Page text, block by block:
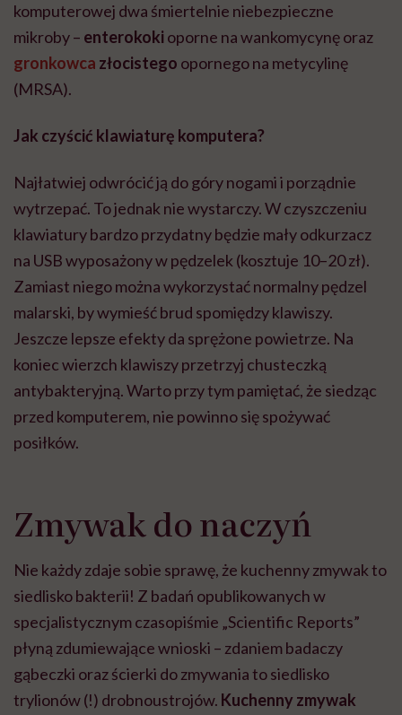
komputerowej dwa śmiertelnie niebezpieczne
mikroby – enterokoki oporne na wankomycynę oraz
gronkowca złocistego opornego na metycylinę
(MRSA).
Jak czyścić klawiaturę komputera?
Najłatwiej odwrócić ją do góry nogami i porządnie
wytrzepać. To jednak nie wystarczy. W czyszczeniu
klawiatury bardzo przydatny będzie mały odkurzacz
na USB wyposażony w pędzelek (kosztuje 10–20 zł).
Zamiast niego można wykorzystać normalny pędzel
malarski, by wymieść brud spomiędzy klawiszy.
Jeszcze lepsze efekty da sprężone powietrze. Na
koniec wierzch klawiszy przetrzyj chusteczką
antybakteryjną. Warto przy tym pamiętać, że siedząc
przed komputerem, nie powinno się spożywać
posiłków.
Zmywak do naczyń
Nie każdy zdaje sobie sprawę, że kuchenny zmywak to
siedlisko bakterii! Z badań opublikowanych w
specjalistycznym czasopiśmie „Scientific Reports”
płyną zdumiewające wnioski – zdaniem badaczy
gąbeczki oraz ścierki do zmywania to siedlisko
trylionów (!) drobnoustrojów. Kuchenny zmywak